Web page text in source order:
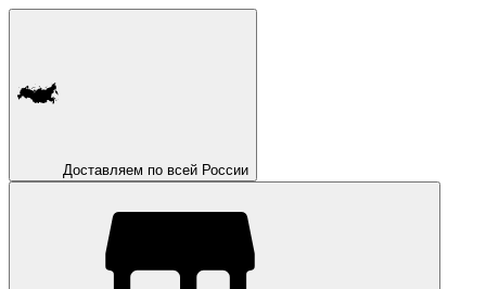
Доставляем по всей России